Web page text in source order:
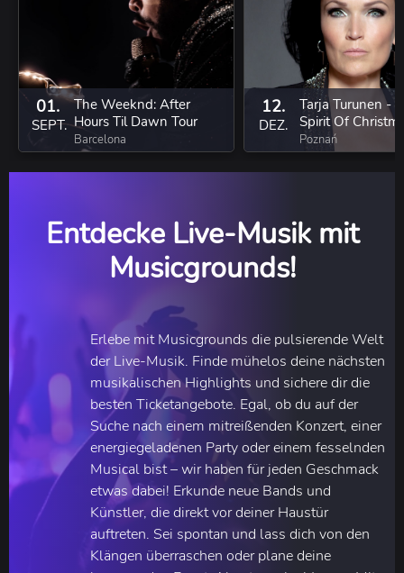
01.
SEPT.
The Weeknd: After
Hours Til Dawn Tour
Barcelona
12.
DEZ.
Tarja Turunen -
Spirit Of
Poznań
Entdecke Live-Musik mit
Musicgrounds!
Erlebe mit Musicgrounds die pulsierende Welt
der Live-Musik. Finde mühelos deine nächsten
musikalischen Highlights und sichere dir die
besten Ticketangebote. Egal, ob du auf der
Suche nach einem mitreißenden Konzert, einer
energiegeladenen Party oder einem fesselnden
Musical bist – wir haben für jeden Geschmack
etwas dabei! Erkunde neue Bands und
Künstler, die direkt vor deiner Haustür
auftreten. Sei spontan und lass dich von den
Klängen überraschen oder plane deine